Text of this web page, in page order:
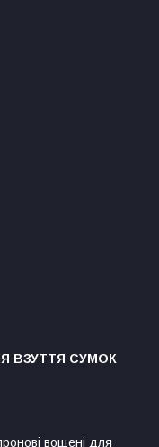
ВЗУТТЯ СУМОК
вощені для